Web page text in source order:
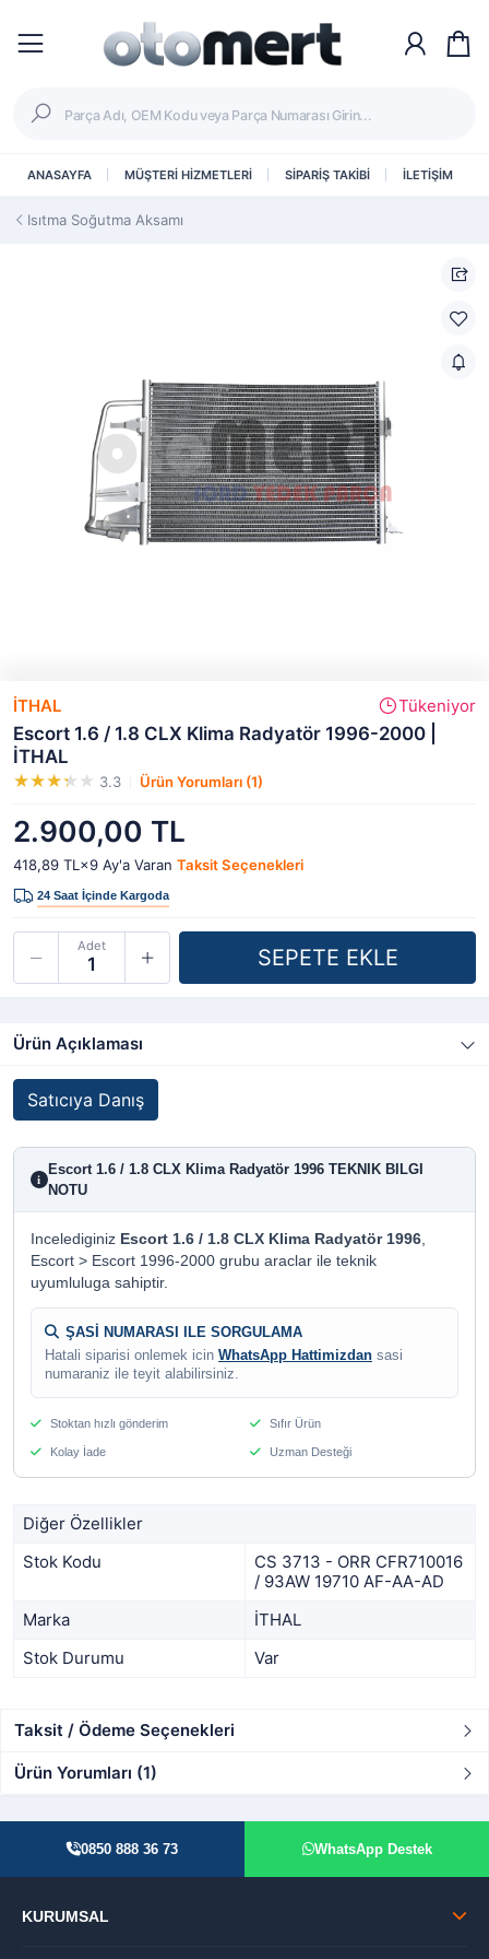
ANASAYFA MÜŞTERİ HİZMETLERİ SİPARİŞ TAKİBİ İLETİŞİM
Isıtma Soğutma Aksamı
İTHAL Tükeniyor
Escort 1.6 / 1.8 CLX Klima Radyatör 1996-2000 |
İTHAL
3.3 Ürün Yorumları (1)
2.900,00 TL
418,89 TL×9 Ay'a Varan Taksit Seçenekleri
Adet
Ürün Açıklaması
Satıcıya Danış
i
Escort 1.6 / 1.8 CLX Klima Radyatör 1996 TEKNIK BILGI
NOTU
Incelediginiz Escort 1.6 / 1.8 CLX Klima Radyatör 1996,
Escort > Escort 1996-2000 grubu araclar ile teknik
uyumluluga sahiptir.
ŞASİ NUMARASI ILE SORGULAMA
Hatali siparisi onlemek icin WhatsApp Hattimizdan sasi
numaraniz ile teyit alabilirsiniz.
Stoktan hızlı gönderim Sıfır Ürün
Kolay İade Uzman Desteği
Diğer Özellikler
Stok Kodu
CS 3713 - ORR CFR710016
/ 93AW 19710 AF-AA-AD
Marka
İTHAL
Stok Durumu
Var
Taksit / Ödeme Seçenekleri
Ürün Yorumları (1)
0850 888 36 73 WhatsApp Destek
KURUMSAL